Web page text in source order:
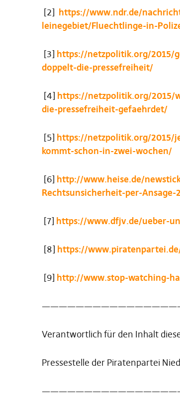
[2] https://www.ndr.de/
leinegebiet/Fluechtlinge-in-
[3] https://netzpolitik.org/2015/
doppelt-die-pressefreiheit/
[4] https://netzpolitik.org/2015/
die-pressefreiheit-gefaehrdet/
[5] https://netzpolitik.org/2015/
kommt-schon-in-zwei-wochen/
[6] http://www.heise.de/
Rechtsunsicherheit-per-Ansage-
[7] https://www.dfjv.de/ueber-
[8] https://
[9] http://www.stop-watching-
Verantwortlich für den Inhalt
Pressestelle der Piratenpartei